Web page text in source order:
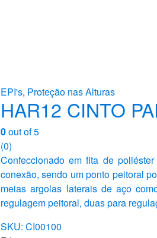
EPI's, Proteção nas Alturas
HAR12 CINTO
0out of 5
(0)
Confeccionado em fita de
conexão, sendo um ponto peitoral
meias argolas laterais de aço
regulagem peitoral, duas para
SKU: CI00100